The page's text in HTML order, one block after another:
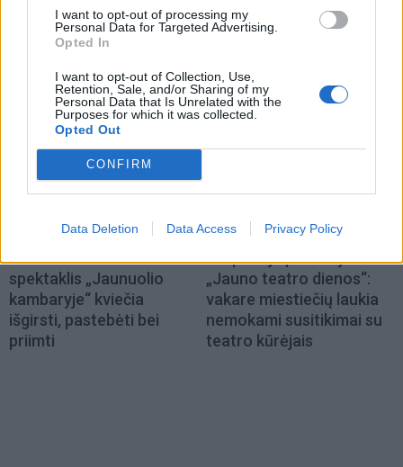
I want to opt-out of processing my
Personal Data for Targeted Advertising.
Opted In
I want to opt-out of Collection, Use,
Retention, Sale, and/or Sharing of my
Personal Data that Is Unrelated with the
Purposes for which it was collected.
Opted Out
CONFIRM
Data Deletion Data Access Privacy Policy
Kultūra
Klaipėda prieš 100 metų:
Kultūra
Klaipėdos festivalis:
- viena bendrystės istorija
Kultūra
Iki skausmo atviras
spektaklis „Jaunuolio
kambaryje“ kviečia
išgirsti, pastebėti bei
priimti
Kultūra
Klaipėdoje prasidėjo
„Jauno teatro dienos“:
vakare miestiečių laukia
nemokami susitikimai su
teatro kūrėjais